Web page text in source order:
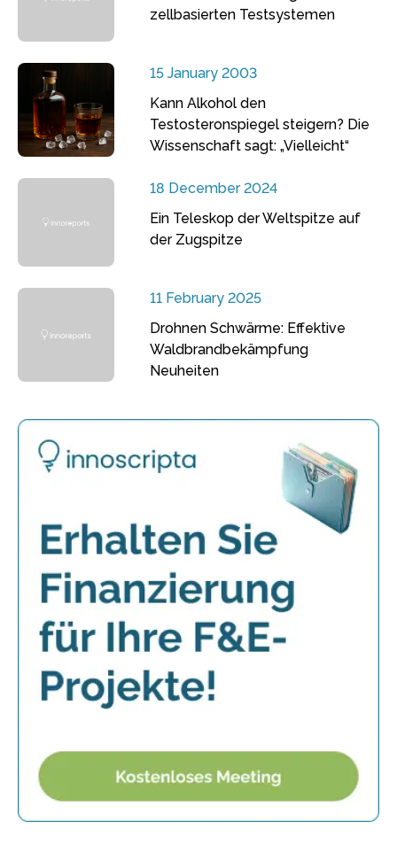
zellbasierten Testsystemen
15 January 2003
Kann Alkohol den
Testosteronspiegel steigern? Die
Wissenschaft sagt: „Vielleicht“
18 December 2024
Ein Teleskop der Weltspitze auf
der Zugspitze
11 February 2025
Drohnen Schwärme: Effektive
Waldbrandbekämpfung
Neuheiten